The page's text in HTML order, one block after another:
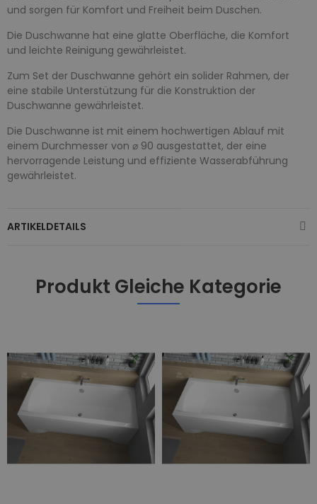
und sorgen für Komfort und Freiheit beim Duschen.
Die Duschwanne hat eine glatte Oberfläche, die Komfort
und leichte Reinigung gewährleistet.
Zum Set der Duschwanne gehört ein solider Rahmen, der
eine stabile Unterstützung für die Konstruktion der
Duschwanne gewährleistet.
Die Duschwanne ist mit einem hochwertigen Ablauf mit
einem Durchmesser von ⌀ 90 ausgestattet, der eine
hervorragende Leistung und effiziente Wasserabführung
gewährleistet.
ARTIKELDETAILS
Produkt Gleiche Kategorie